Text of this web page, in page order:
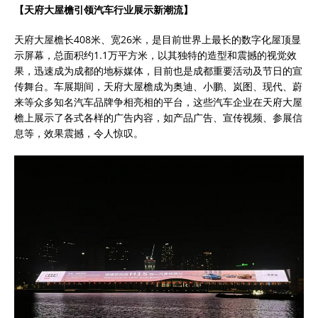
【天府大屋檐引领汽车行业展示新潮流】
天府大屋檐长408米、宽26米，是目前世界上最长的数字化屋顶显
示屏幕，总面积约1.1万平方米，以其独特的造型和震撼的视觉效
果，迅速成为成都的地标媒体，目前也是成都重要活动及节日的宣
传舞台。车展期间，天府大屋檐成为奥迪、小鹏、岚图、现代、蔚
来等众多知名汽车品牌争相亮相的平台，这些汽车企业在天府大屋
檐上展示了各式各样的广告内容，如产品广告、宣传视频、参展信
息等，效果震撼，令人惊叹。